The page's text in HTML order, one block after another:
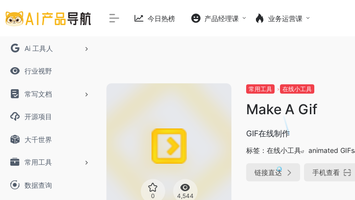
Ai 工具人
行业视野
常写文档
开源项目
大千世界
常用工具
数据查询
今日热榜 产品经理课 业务运营课
0 4,544
常用工具 在线小工具
Make A Gif
GIF在线制作
标签： 在线小工具 animated GIFs
链接直达 手机查看